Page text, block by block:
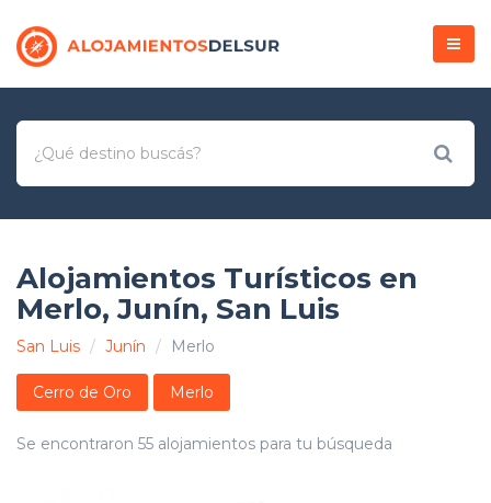
Menú
Alojamientos Turísticos en
Merlo, Junín, San Luis
San Luis Junín Merlo
Cerro de Oro Merlo
Se encontraron 55 alojamientos para tu búsqueda